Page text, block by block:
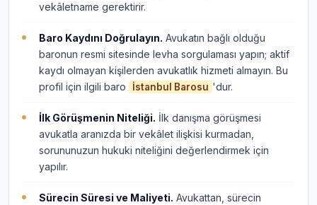
vekâletname gerektirir.
Baro Kaydını Doğrulayın. Avukatın bağlı olduğu
baronun resmi sitesinde levha sorgulaması yapın; aktif
kaydı olmayan kişilerden avukatlık hizmeti almayın. Bu
profil için ilgili baro
İstanbul Barosu 'dur.
İlk Görüşmenin Niteliği. İlk danışma görüşmesi
avukatla aranızda bir vekâlet ilişkisi kurmadan,
sorununuzun hukuki niteliğini değerlendirmek için
yapılır.
Sürecin Süresi ve Maliyeti. Avukattan, sürecin